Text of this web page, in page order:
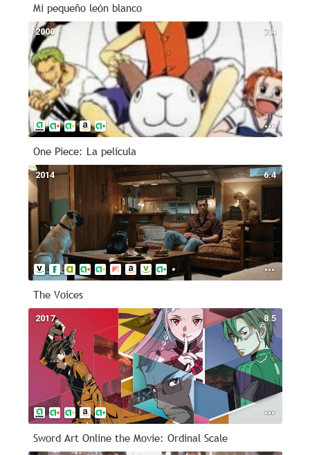
Mi pequeño león blanco
7.4
2000
One Piece: La película
6.4
2014
The Voices
8.5
2017
Sword Art Online the Movie: Ordinal Scale